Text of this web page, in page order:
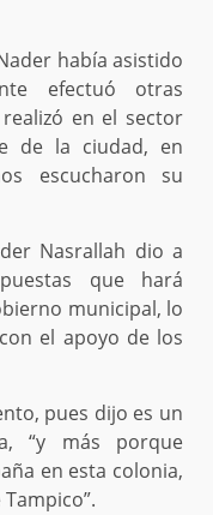
había asistido
efectuó otras
en el sector
de la ciudad, en
escucharon su
Nasrallah dio a
que hará
municipal, lo
el apoyo de los
pues dijo es un
“y más porque
en esta colonia,